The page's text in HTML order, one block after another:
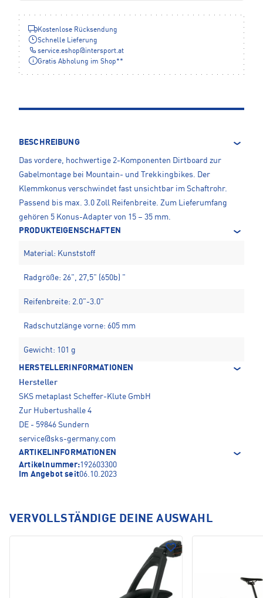
Kostenlose Rücksendung
Schnelle Lieferung
service.eshop@intersport.at
Gratis Abholung im Shop**
BESCHREIBUNG
Das vordere, hochwertige 2-Komponenten Dirtboard zur
Gabelmontage bei Mountain- und Trekkingbikes. Der
Klemmkonus verschwindet fast unsichtbar im Schaftrohr.
Passend bis max. 3.0 Zoll Reifenbreite. Zum Lieferumfang
gehören 5 Konus-Adapter von 15 – 35 mm.
PRODUKTEIGENSCHAFTEN
Material: Kunststoff
Radgröße: 26", 27,5" (650b) "
Reifenbreite: 2.0"-3.0"
Radschutzlänge vorne: 605 mm
Gewicht: 101 g
HERSTELLERINFORMATIONEN
Hersteller
SKS metaplast Scheffer-Klute GmbH
Zur Hubertushalle 4
DE - 59846 Sundern
service@sks-germany.com
ARTIKELINFORMATIONEN
Artikelnummer:192603300
Im Angebot seit06.10.2023
VERVOLLSTÄNDIGE DEINE AUSWAHL